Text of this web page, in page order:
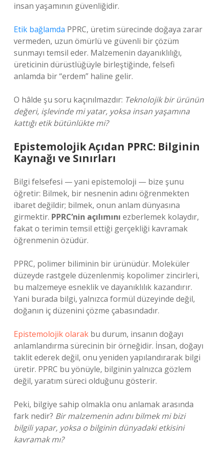
insan yaşamının güvenliğidir.
Etik bağlamda PPRC, üretim sürecinde doğaya zarar
vermeden, uzun ömürlü ve güvenli bir çözüm
sunmayı temsil eder. Malzemenin dayanıklılığı,
üreticinin dürüstlüğüyle birleştiğinde, felsefi
anlamda bir “erdem” haline gelir.
O hâlde şu soru kaçınılmazdır: Teknolojik bir ürünün
değeri, işlevinde mi yatar, yoksa insan yaşamına
kattığı etik bütünlükte mi?
Epistemolojik Açıdan PPRC: Bilginin
Kaynağı ve Sınırları
Bilgi felsefesi — yani epistemoloji — bize şunu
öğretir: Bilmek, bir nesnenin adını öğrenmekten
ibaret değildir; bilmek, onun anlam dünyasına
girmektir. PPRC’nin açılımını ezberlemek kolaydır,
fakat o terimin temsil ettiği gerçekliği kavramak
öğrenmenin özüdür.
PPRC, polimer biliminin bir ürünüdür. Moleküler
düzeyde rastgele düzenlenmiş kopolimer zincirleri,
bu malzemeye esneklik ve dayanıklılık kazandırır.
Yani burada bilgi, yalnızca formül düzeyinde değil,
doğanın iç düzenini çözme çabasındadır.
Epistemolojik olarak bu durum, insanın doğayı
anlamlandırma sürecinin bir örneğidir. İnsan, doğayı
taklit ederek değil, onu yeniden yapılandırarak bilgi
üretir. PPRC bu yönüyle, bilginin yalnızca gözlem
değil, yaratım süreci olduğunu gösterir.
Peki, bilgiye sahip olmakla onu anlamak arasında
fark nedir? Bir malzemenin adını bilmek mi bizi
bilgili yapar, yoksa o bilginin dünyadaki etkisini
kavramak mı?